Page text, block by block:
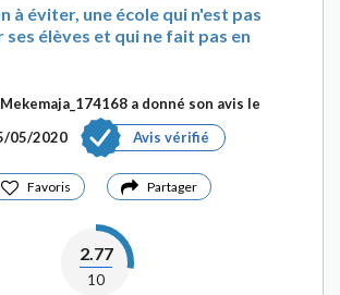
à éviter, une école qui n'est pas
élèves et qui ne fait pas en
a donné son avis le
05/2020
Avis vérifié
Favoris Partager
2.77
10